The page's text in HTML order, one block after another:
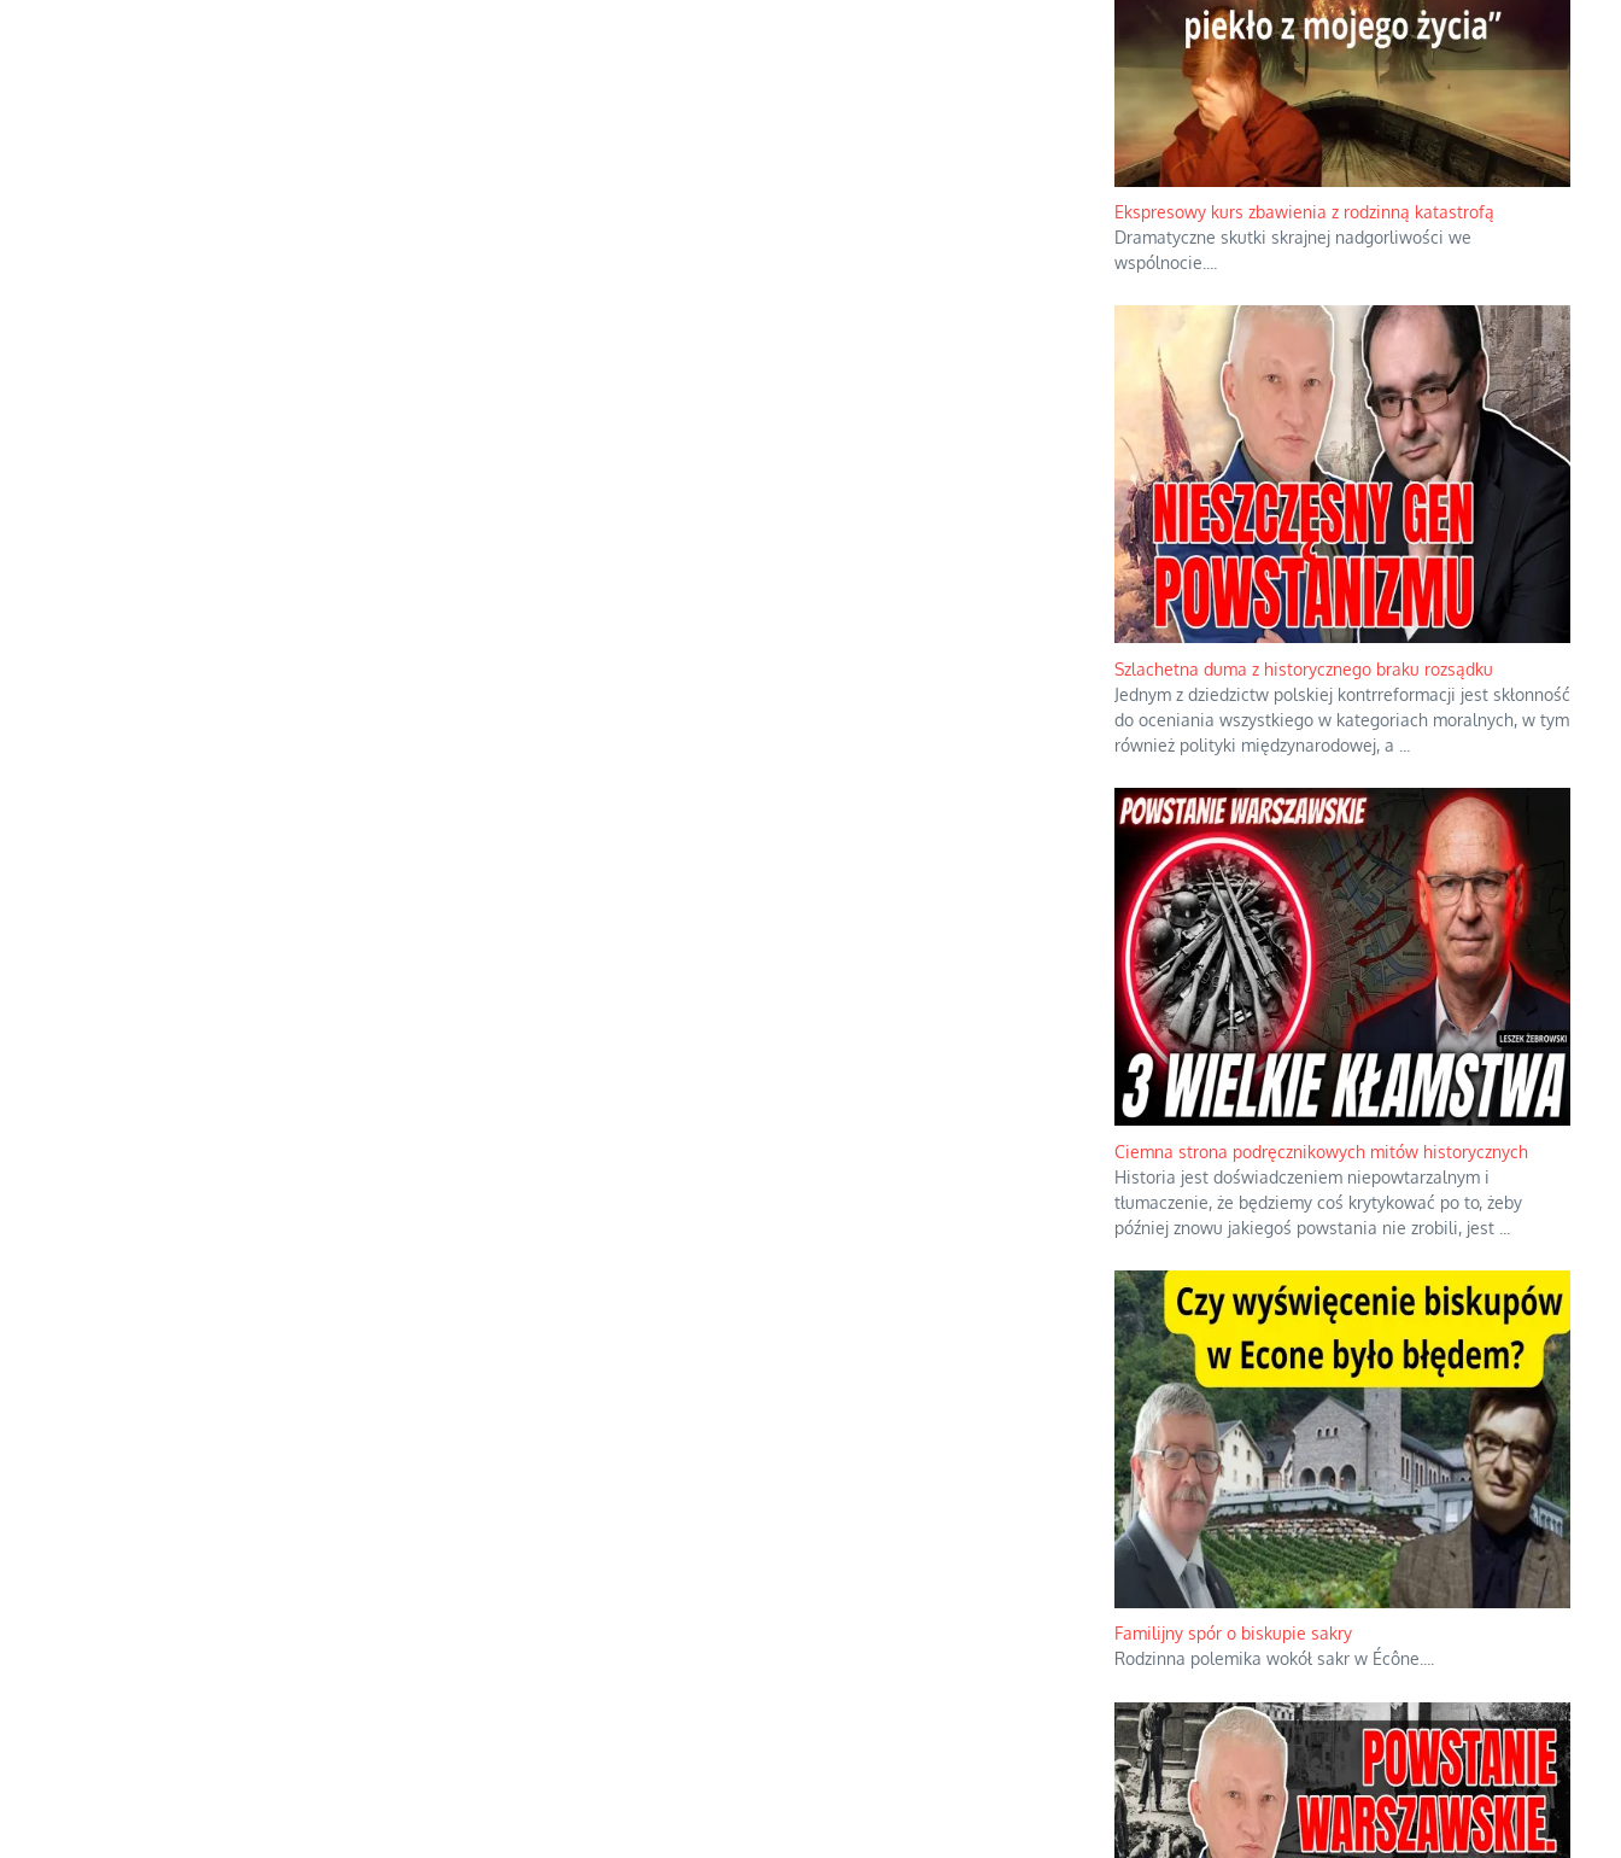
Ekspresowy kurs zbawienia z rodzinną katastrofą
Dramatyczne skutki skrajnej nadgorliwości we
wspólnocie.
Szlachetna duma z historycznego braku rozsądku
Jednym z dziedzictw polskiej kontrreformacji jest skłonność
do oceniania wszystkiego w kategoriach moralnych, w tym
również polityki międzynarodowej, a
Ciemna strona podręcznikowych mitów historycznych
Historia jest doświadczeniem niepowtarzalnym i
tłumaczenie, że będziemy coś krytykować po to, żeby
później znowu jakiegoś powstania nie zrobili, jest
Familijny spór o biskupie sakry
Rodzinna polemika wokół sakr w Écône.